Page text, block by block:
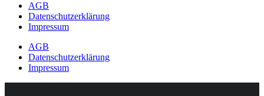
AGB
Datenschutzerklärung
Impressum
AGB
Datenschutzerklärung
Impressum